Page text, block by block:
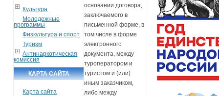
Культура
Молодежные
программы
Физкультура и спорт
Туризм
Антинаркотическая
комиссия
КАРТА САЙТА
Карта сайта
основании договора,
заключаемого в
письменной форме, в
том числе в форме
электронного
документа, между
туроператором и
туристом и (или)
иным заказчиком,
либо между